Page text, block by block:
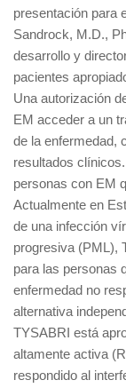
presentación para
Sandrock, M.D.,
desarrollo y
pacientes
Una autorización
EM acceder a un
de la enfermedad,
resultados
personas con EM
Actualmente en
de una infección
progresiva (PML),
para las personas
enfermedad no
alternativa
TYSABRI está
altamente activa
respondido al